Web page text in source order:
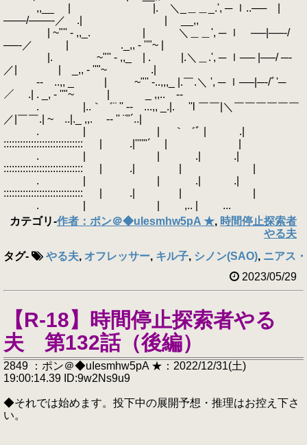
,,__ | |. ＼_＿＿_.', ─ ｌ..── |
───/───‐／ .| | __,,
| ~"'' - ,,_. | ＼＿＿', ─ ｌ ──|──‐/
──‐／ | ._,, - ''"~ |
|. ~"'' - ,,_ | . |.＼＿.', ─ ｌ── |──/ ─‐
／| | _,, - ''"~ .|
‐- ..,, _ | ~"'' -..,,,_ |.￣.＼ ', ─ ｌ──|─‐/ﾞ'─
／ .| . _, - ''"~ | _ ,,.. -‐
. |..｀゛¨ '' ‐- ...,, _.|. ''l ￣￣|＼￣￣￣￣￣￣
／|￣￣.| ~ ..|._ ,,. -‐ '' ¨"´..|
. | | ｀゛ﾞ | .|
::::::::::::::::::::::::::::: | .|''''"´ | |
. | | .| .|
::::::::::::::::::::::::::::: | .| | |
. | | .| .|
::::::::::::::::::::::::::::: | .| | |
. | | ,.. | ...
カテゴリ-作者：ポン＠◆uIesmhw5pA ★, 時間停止探索者
やる夫
タグ- やる夫, オフレッサー, キル子, シノン(SAO), ニアス
2023/05/29
【R-18】時間停止探索者やる
夫 第132話（後編）
2849 ：ポン＠◆uIesmhw5pA ★：2022/12/31(土)
19:00:14.39 ID:9w2Ns9u9
◆それでは始めます。投下中の展開予想・推理はお控え下さ
い。